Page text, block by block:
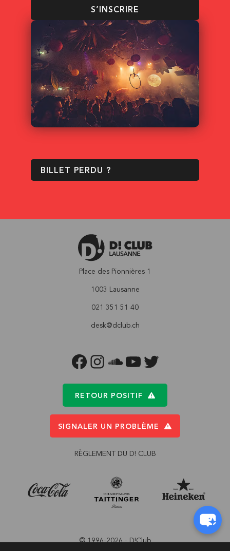
S’INSCRIRE
BILLET PERDU ?
Place des Pionnières 1
1003 Lausanne
021 351 51 40
desk@dclub.ch
FACEBOOKINSTAGRAM
SOUNDCLOUD
YOUTUBETWITTER
RETOUR POSITIF
SIGNALER UN PROBLÈME
RÈGLEMENT DU D! CLUB
© 1996-2026 - D!Club